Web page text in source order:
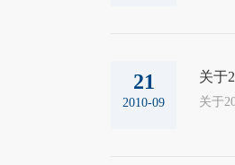
21
2010-09
关于